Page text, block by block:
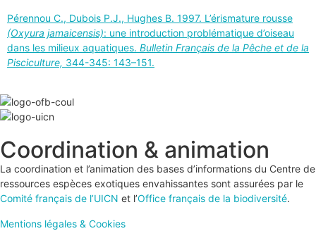
Pérennou C., Dubois P.J., Hughes B. 1997. L’érismature rousse
(Oxyura jamaicensis): une introduction problématique d’oiseau
dans les milieux aquatiques. Bulletin Français de la Pêche et de la
Pisciculture, 344-345: 143–151.
Coordination & animation
La coordination et l’animation des bases d’informations du Centre de
ressources espèces exotiques envahissantes sont assurées par le
Comité français de l’UICN et l’Office français de la biodiversité.
Mentions légales & Cookies